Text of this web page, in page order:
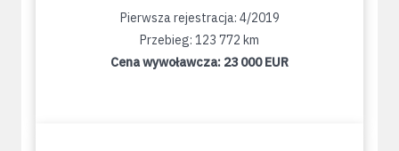
Pierwsza rejestracja: 4/2019
Przebieg: 123 772 km
Cena wywoławcza: 23 000 EUR